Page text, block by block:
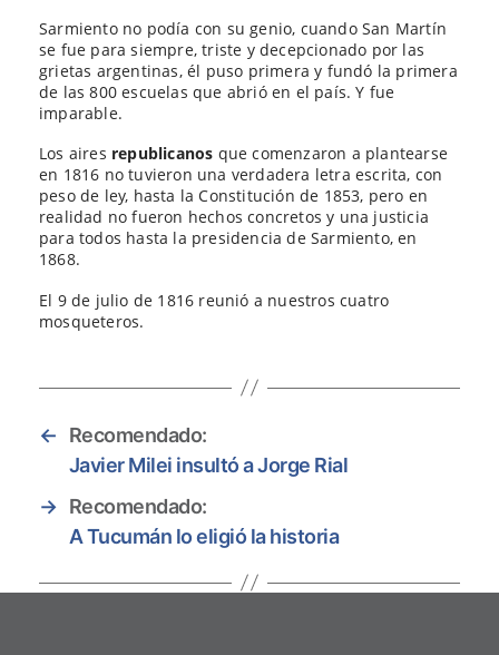
Sarmiento no podía con su genio, cuando San Martín
se fue para siempre, triste y decepcionado por las
grietas argentinas, él puso primera y fundó la primera
de las 800 escuelas que abrió en el país. Y fue
imparable.
Los aires republicanos que comenzaron a plantearse
en 1816 no tuvieron una verdadera letra escrita, con
peso de ley, hasta la Constitución de 1853, pero en
realidad no fueron hechos concretos y una justicia
para todos hasta la presidencia de Sarmiento, en
1868.
El 9 de julio de 1816 reunió a nuestros cuatro
mosqueteros.
←
Recomendado:
Javier Milei insultó a Jorge Rial
→ Recomendado:
A Tucumán lo eligió la historia